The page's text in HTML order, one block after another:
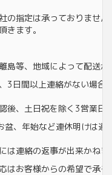
の指定は承っておりませ
きます。
島等、地域によって配送
3日間以上連絡がない場合
後、土日祝を除く3営業日
、年始など連休明けは通
は連絡の返事が出来かね
はお客様からの希望で承